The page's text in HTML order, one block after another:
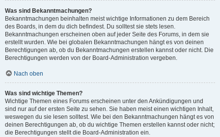
Was sind Bekanntmachungen?
Bekanntmachungen beinhalten meist wichtige Informationen zu dem Bereich
des Boards, in dem du dich befindest. Du solltest sie stets lesen.
Bekanntmachungen erscheinen oben auf jeder Seite des Forums, in dem sie
erstellt wurden. Wie bei globalen Bekanntmachungen hängt es von deinen
Berechtigungen ab, ob du Bekanntmachungen erstellen kannst oder nicht. Die
Berechtigungen werden von der Board-Administration vergeben.
Nach oben
Was sind wichtige Themen?
Wichtige Themen eines Forums erscheinen unter den Ankündigungen und
sind nur auf der ersten Seite zu sehen. Sie haben meist einen wichtigen Inhalt,
weswegen du sie lesen solltest. Wie bei den Bekanntmachungen hängt es von
deinen Berechtigungen ab, ob du wichtige Themen erstellen kannst oder nicht;
die Berechtigungen stellt die Board-Administration ein.